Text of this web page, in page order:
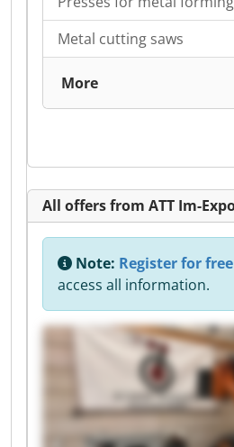
Metal cutting saws
More
All offers from ATT Im-
Note: Register for
access all information.